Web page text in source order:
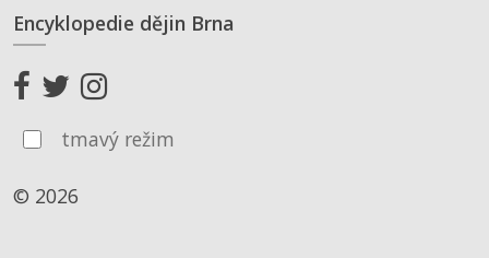
Encyklopedie dějin Brna
tmavý režim
© 2026